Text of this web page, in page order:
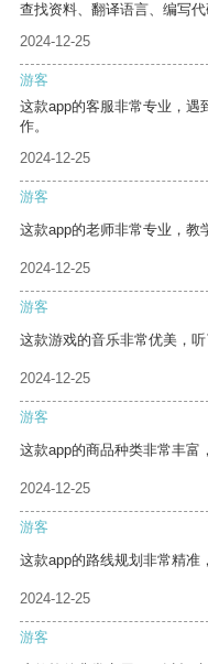
查找资料、翻译语言、编写代
2024-12-25
游客
这款app的客服非常专业，遇
作。
2024-12-25
游客
这款app的老师非常专业，教
2024-12-25
游客
这款游戏的音乐非常优美，听
2024-12-25
游客
这款app的商品种类非常丰富
2024-12-25
游客
这款app的路线规划非常精准
2024-12-25
游客